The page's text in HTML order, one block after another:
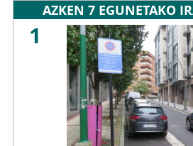
AZKEN 7 EGUNETAKO
1